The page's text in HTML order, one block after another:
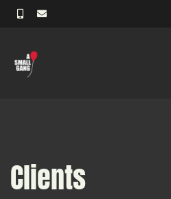
Clients